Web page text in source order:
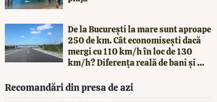
De la București la mare sunt aproape
250 de km. Cât economisești dacă
mergi cu 110 km/h în loc de 130
km/h? Diferența reală de bani și ...
Recomandări din presa de azi